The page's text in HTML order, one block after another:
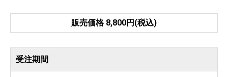
販売価格 8,800円(税込)
受注期間